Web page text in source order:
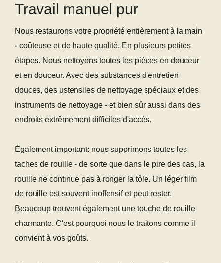
Travail manuel pur
Nous restaurons votre propriété entièrement à la main
- coûteuse et de haute qualité. En plusieurs petites
étapes. Nous nettoyons toutes les pièces en douceur
et en douceur. Avec des substances d'entretien
douces, des ustensiles de nettoyage spéciaux et des
instruments de nettoyage - et bien sûr aussi dans des
endroits extrêmement difficiles d'accès.
Également important: nous supprimons toutes les
taches de rouille - de sorte que dans le pire des cas, la
rouille ne continue pas à ronger la tôle. Un léger film
de rouille est souvent inoffensif et peut rester.
Beaucoup trouvent également une touche de rouille
charmante. C'est pourquoi nous le traitons comme il
convient à vos goûts.